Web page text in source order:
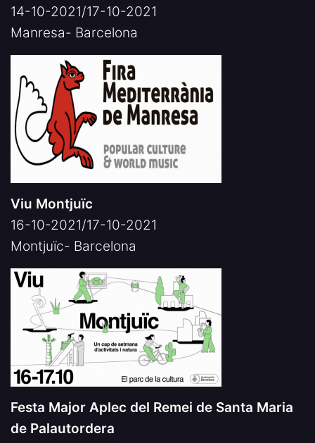
14-10-2021/17-10-2021
Manresa- Barcelona
Viu Montjuïc
16-10-2021/17-10-2021
Montjuïc- Barcelona
Festa Major Aplec del Remei de Santa Maria
de Palautordera